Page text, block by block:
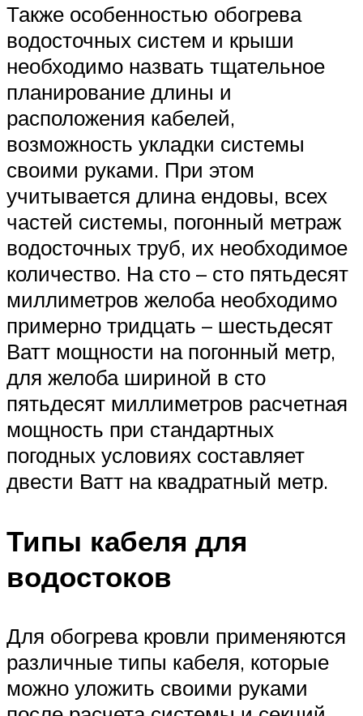
Также особенностью обогрева
водосточных систем и крыши
необходимо назвать тщательное
планирование длины и
расположения кабелей,
возможность укладки системы
своими руками. При этом
учитывается длина ендовы, всех
частей системы, погонный метраж
водосточных труб, их необходимое
количество. На сто – сто пятьдесят
миллиметров желоба необходимо
примерно тридцать – шестьдесят
Ватт мощности на погонный метр,
для желоба шириной в сто
пятьдесят миллиметров расчетная
мощность при стандартных
погодных условиях составляет
двести Ватт на квадратный метр.
Типы кабеля для
водостоков
Для обогрева кровли применяются
различные типы кабеля, которые
можно уложить своими руками